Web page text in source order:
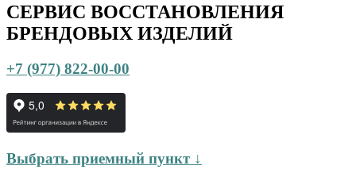
СЕРВИС ВОССТАНОВЛЕНИЯ
БРЕНДОВЫХ ИЗДЕЛИЙ
+7 (977) 822-00-00
Выбрать приемный пункт ↓